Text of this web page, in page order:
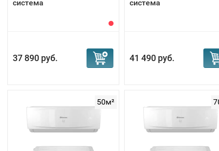
система
37 890 руб.
система
41 490 руб.
50м²